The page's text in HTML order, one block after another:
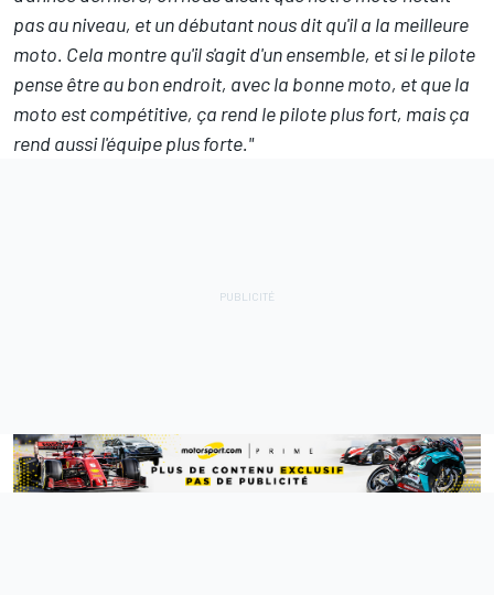
pas au niveau, et un débutant nous dit qu'il a la meilleure
moto. Cela montre qu'il s'agit d'un ensemble, et si le pilote
pense être au bon endroit, avec la bonne moto, et que la
moto est compétitive, ça rend le pilote plus fort, mais ça
rend aussi l'équipe plus forte."